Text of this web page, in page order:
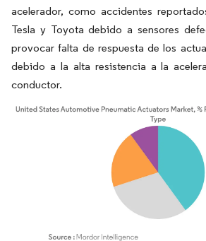
acelerador, como accidentes
Tesla y Toyota debido a sensores
provocar falta de respuesta de los
debido a la alta resistencia a la
conductor.